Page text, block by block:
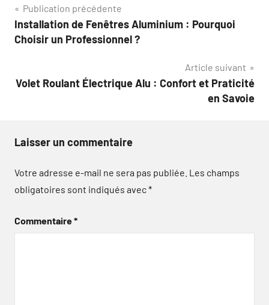
Navigation
de
Publication précédente
Installation de Fenêtres Aluminium : Pourquoi
Choisir un Professionnel ?
Article suivant
Volet Roulant Électrique Alu : Confort et Praticité
en Savoie
Laisser un commentaire
Votre adresse e-mail ne sera pas publiée. Les champs
obligatoires sont indiqués avec*
Commentaire*